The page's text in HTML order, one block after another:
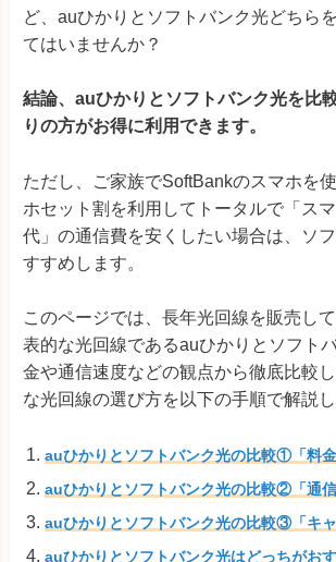
ど、auひかりとソフトバンク光どちら
てはいませんか？
結論、auひかりとソフトバンク光を比
りの方がお得に利用できます。
ただし、ご家族でSoftBankのスマホを
ホセット割を利用してトータルで「ス
代」の通信費を安くしたい場合は、ソ
すすめします。
このページでは、長年光回線を販売し
表的な光回線であるauひかりとソフト
金や通信速度などの観点から徹底比較
な光回線の選び方を以下の手順で解説し
auひかりとソフトバンク光の比較①「料金
auひかりとソフトバンク光の比較②「通信
auひかりとソフトバンク光の比較③「キャ
auひかりとソフトバンク光はどっちがお